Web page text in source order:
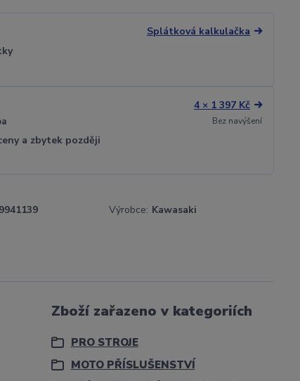
Splátková kalkulačka
4 × 1 397 Kč
Bez navýšení
a zbytek později
Výrobce: Kawasaki
Zboží zařazeno v kategoriích
PRO STROJE
MOTO PŘÍSLUŠENSTVÍ